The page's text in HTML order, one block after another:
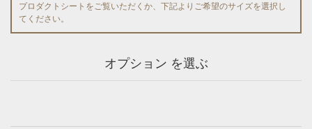
プロダクトシートをご覧いただくか、下記よりご希望のサイズを選択し
てください。
オプション を選ぶ